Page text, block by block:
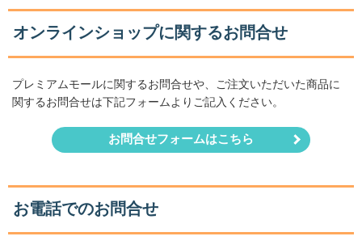
オンラインショップに関するお問合せ
プレミアムモールに関するお問合せや、ご注文いただいた商品に
関するお問合せは下記フォームよりご記入ください。
お問合せフォームはこちら
お電話でのお問合せ